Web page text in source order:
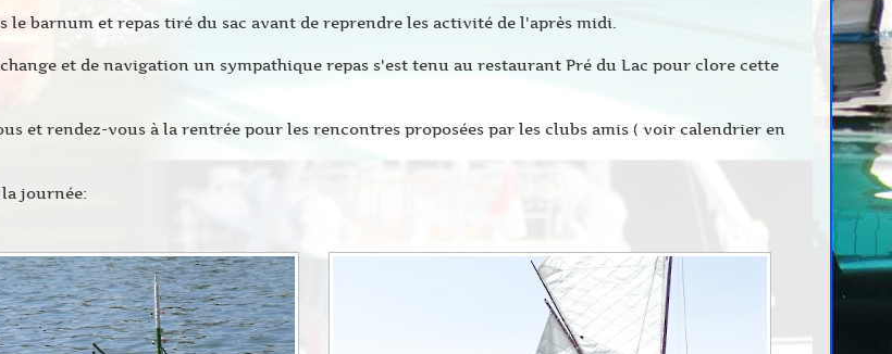
le barnum et repas tiré du sac avant de reprendre les activité de l'après midi.
et de navigation un sympathique repas s'est tenu au restaurant Pré du Lac pour clore cette
et rendez-vous à la rentrée pour les rencontres proposées par les clubs amis ( voir calendrier en
journée: